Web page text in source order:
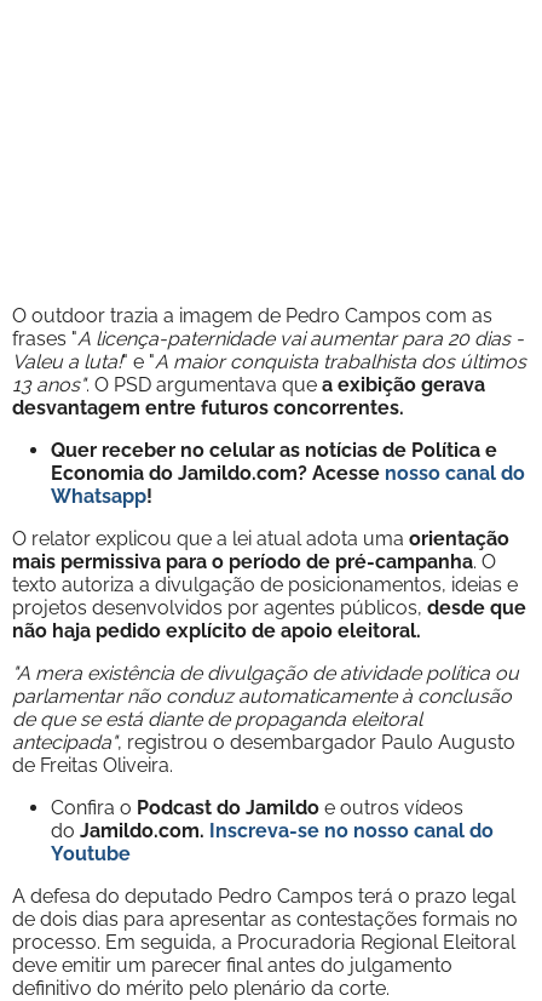
O outdoor trazia a imagem de Pedro Campos com as
frases "A licença-paternidade vai aumentar para 20 dias -
Valeu a luta!" e "A maior conquista trabalhista dos últimos
13 anos". O PSD argumentava que a exibição gerava
desvantagem entre futuros concorrentes.
Quer receber no celular as notícias de Política e
Economia do Jamildo.com? Acesse nosso canal do
Whatsapp!
O relator explicou que a lei atual adota uma orientação
mais permissiva para o período de pré-campanha. O
texto autoriza a divulgação de posicionamentos, ideias e
projetos desenvolvidos por agentes públicos, desde que
não haja pedido explícito de apoio eleitoral.
"A mera existência de divulgação de atividade política ou
parlamentar não conduz automaticamente à conclusão
de que se está diante de propaganda eleitoral
antecipada", registrou o desembargador Paulo Augusto
de Freitas Oliveira.
Confira o Podcast do Jamildo e outros vídeos
do Jamildo.com. Inscreva-se no nosso canal do
Youtube
A defesa do deputado Pedro Campos terá o prazo legal
de dois dias para apresentar as contestações formais no
processo. Em seguida, a Procuradoria Regional Eleitoral
deve emitir um parecer final antes do julgamento
definitivo do mérito pelo plenário da corte.